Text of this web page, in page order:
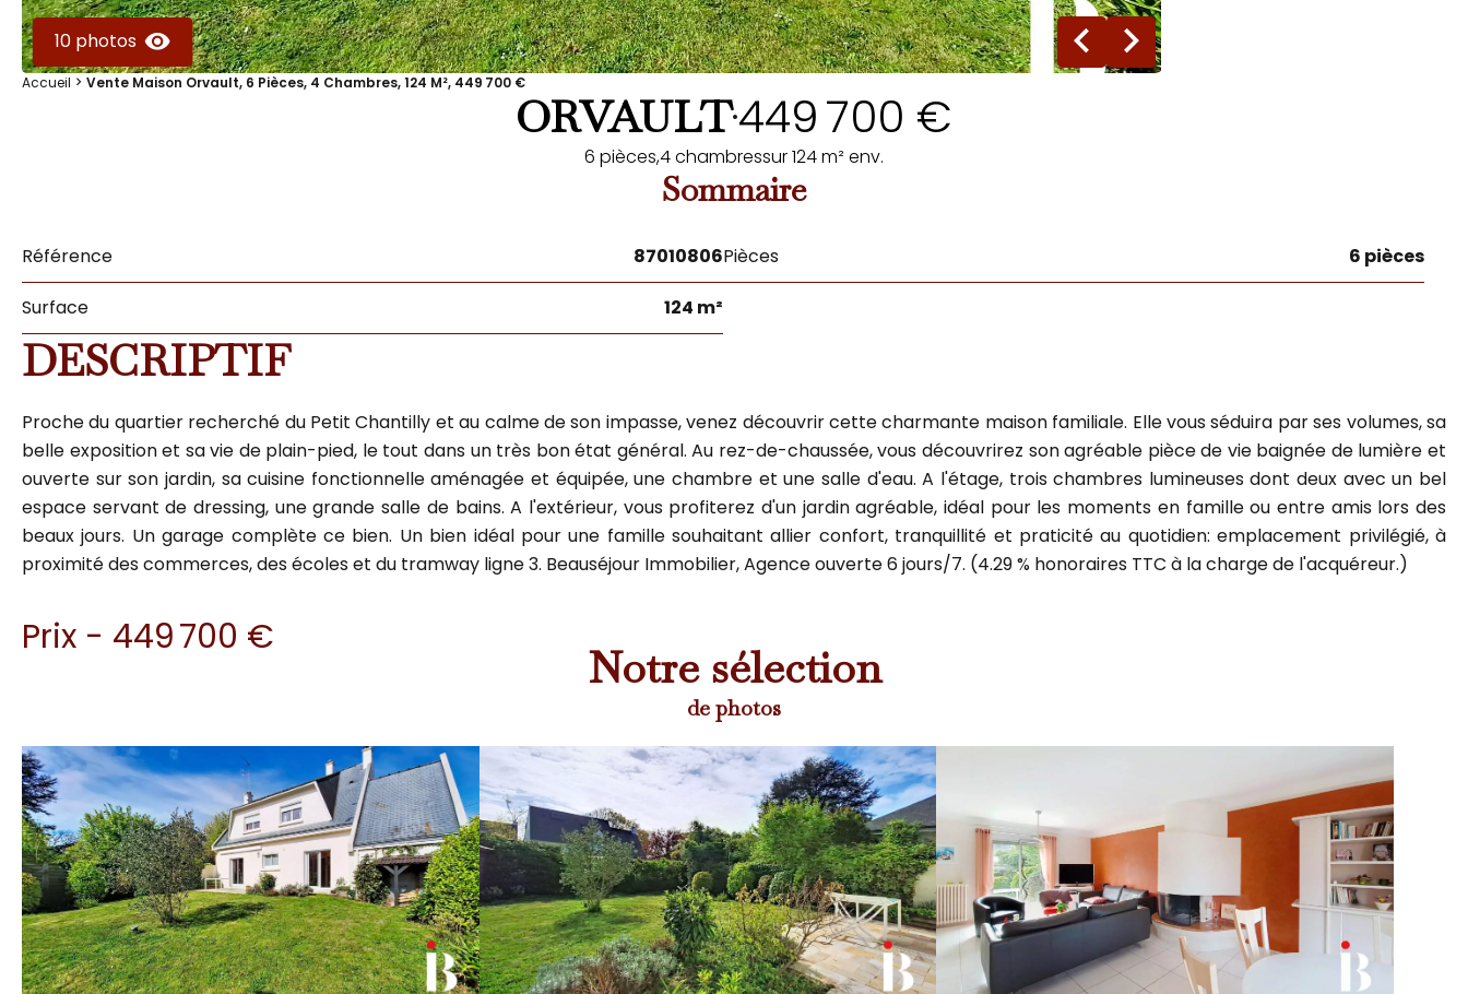
10 photos
Accueil Vente Maison Orvault, 6 Pièces, 4 Chambres, 124 M², 449 700 €
ORVAULT•449 700 €
6 pièces,4 chambressur 124 m² env.
Sommaire
Référence 87010806Pièces 6 pièces
Surface 124 m²
DESCRIPTIF
Proche du quartier recherché du Petit Chantilly et au calme de son impasse, venez découvrir cette charmante maison familiale. Elle vous séduira par ses volumes, sa
belle exposition et sa vie de plain-pied, le tout dans un très bon état général. Au rez-de-chaussée, vous découvrirez son agréable pièce de vie baignée de lumière et
ouverte sur son jardin, sa cuisine fonctionnelle aménagée et équipée, une chambre et une salle d'eau. A l'étage, trois chambres lumineuses dont deux avec un bel
espace servant de dressing, une grande salle de bains. A l'extérieur, vous profiterez d'un jardin agréable, idéal pour les moments en famille ou entre amis lors des
beaux jours. Un garage complète ce bien. Un bien idéal pour une famille souhaitant allier confort, tranquillité et praticité au quotidien: emplacement privilégié, à
proximité des commerces, des écoles et du tramway ligne 3. Beauséjour Immobilier, Agence ouverte 6 jours/7. (4.29 % honoraires TTC à la charge de l'acquéreur.)
Prix - 449 700 €
Notre sélection
de photos